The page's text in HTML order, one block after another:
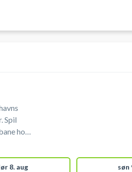
Spil
hos
8. aug søn